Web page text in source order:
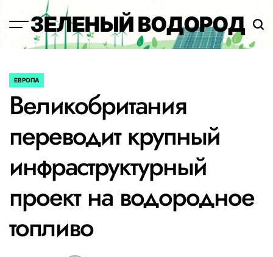
содержимому
ЗЕЛЕНЫЙ ВОДОРОД
ОПУБЛИКОВАНО
ЕВРОПА
Великобритания
переводит крупный
инфраструктурный
проект на водородное
топливо